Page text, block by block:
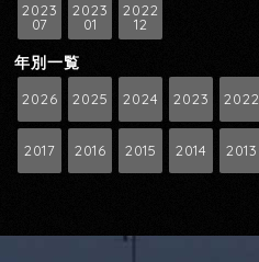
2023
07
2023
01
2022
12
年別一覧
2026 2025 2024 2023 2022
2017 2016 2015 2014 2013